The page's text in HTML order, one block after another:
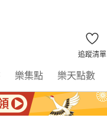
追蹤清單
樂集點 樂天點數